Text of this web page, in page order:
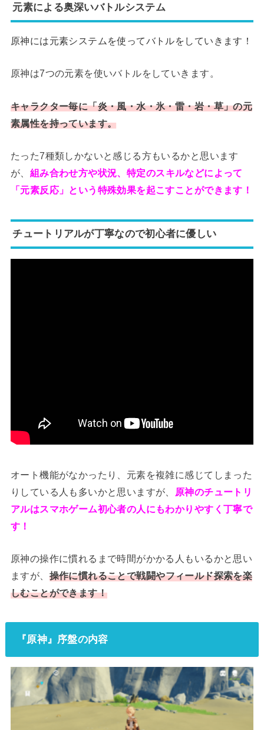
元素による奥深いバトルシステム
原神には元素システムを使ってバトルをしていきます！
原神は7つの元素を使いバトルをしていきます。
キャラクター毎に「炎・風・水・氷・雷・岩・草」の元
素属性を持っています。
たった7種類しかないと感じる方もいるかと思います
が、 組み合わせ方や状況、特定のスキルなどによって
「元素反応」という特殊効果を起こすことができます！
チュートリアルが丁寧なので初心者に優しい
オート機能がなかったり、元素を複雑に感じてしまった
りしている人も多いかと思いますが、
原神のチュートリ
アルはスマホゲーム初心者の人にもわかりやすく丁寧で
す！
原神の操作に慣れるまで時間がかかる人もいるかと思い
ますが、 操作に慣れることで戦闘やフィールド探索を楽
しむことができます！
『原神』序盤の内容